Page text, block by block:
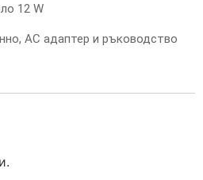
12 W
АС адаптер и ръководство